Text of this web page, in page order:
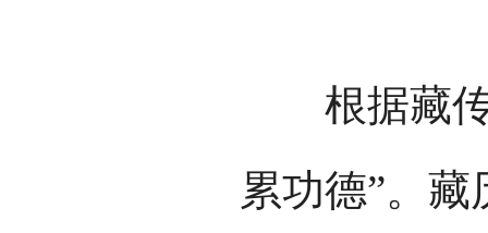
根据藏传
累功德”。